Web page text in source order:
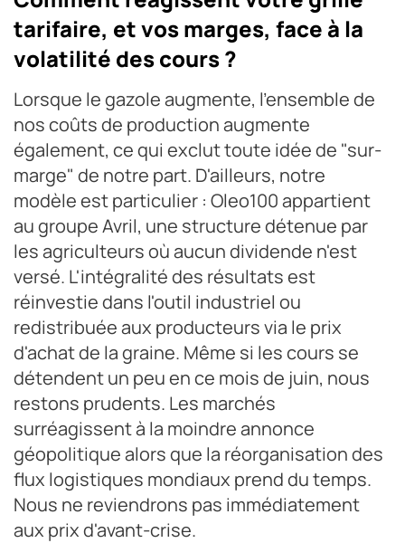
tarifaire, et vos marges, face à la
volatilité des cours ?
Lorsque le gazole augmente, l'ensemble de
nos coûts de production augmente
également, ce qui exclut toute idée de "sur-
marge" de notre part. D'ailleurs, notre
modèle est particulier : Oleo100 appartient
au groupe Avril, une structure détenue par
les agriculteurs où aucun dividende n'est
versé. L'intégralité des résultats est
réinvestie dans l'outil industriel ou
redistribuée aux producteurs via le prix
d'achat de la graine. Même si les cours se
détendent un peu en ce mois de juin, nous
restons prudents. Les marchés
surréagissent à la moindre annonce
géopolitique alors que la réorganisation des
flux logistiques mondiaux prend du temps.
Nous ne reviendrons pas immédiatement
aux prix d'avant-crise.